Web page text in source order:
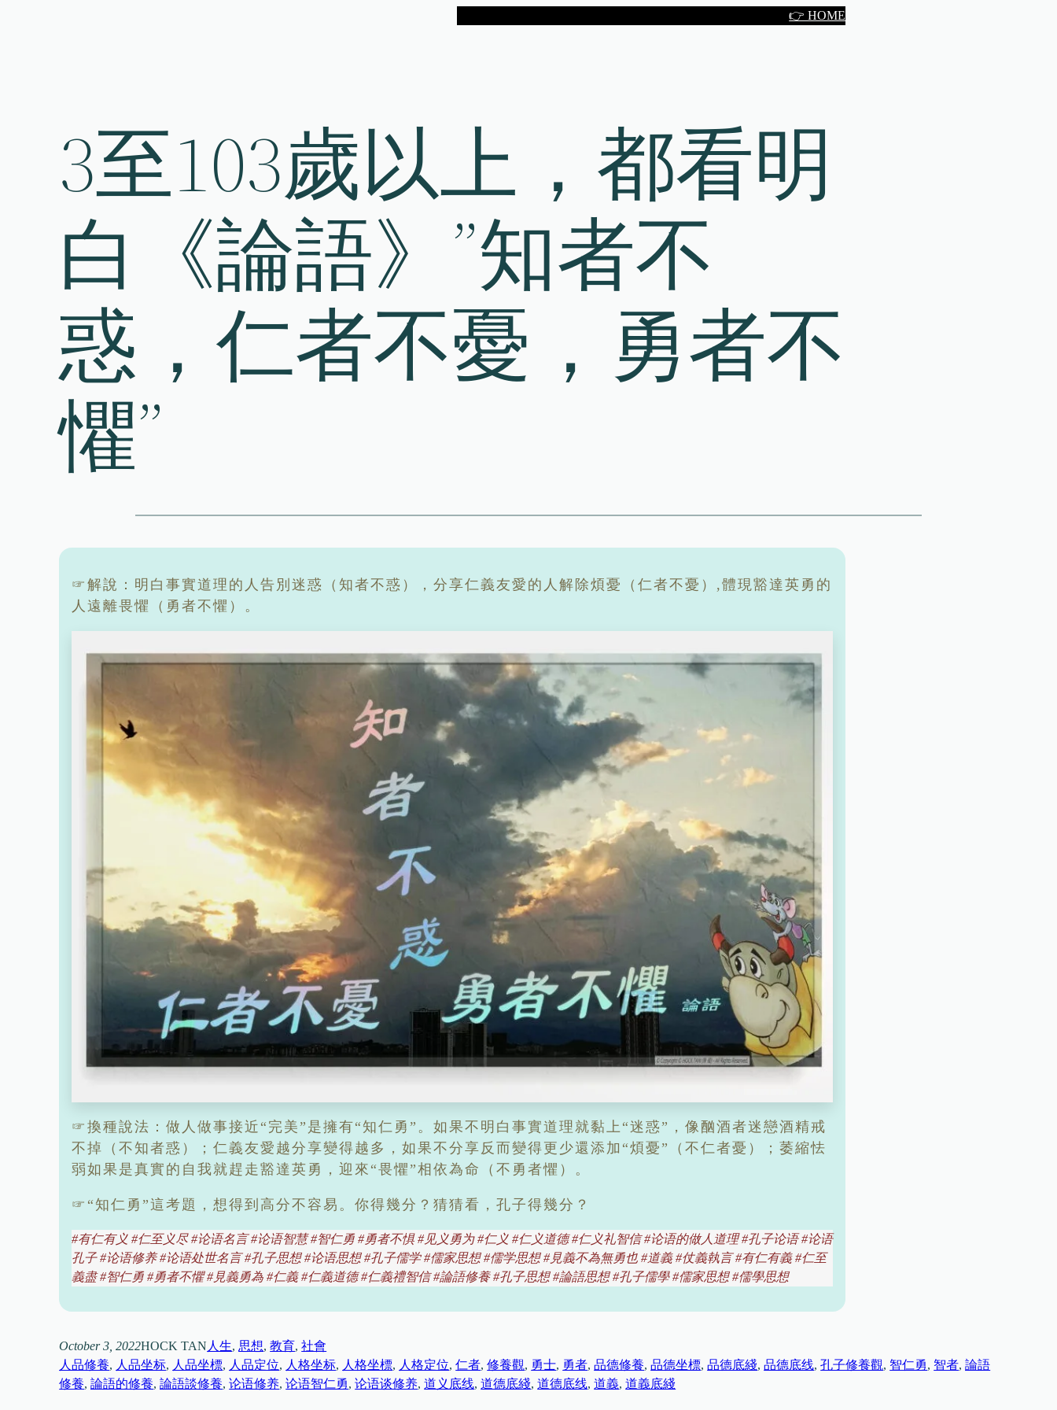
👉 HOME
3至103歲以上，都看明
白《論語》”知者不
惑，仁者不憂，勇者不
懼”
☞解說：明白事實道理的人告別迷惑（知者不惑），分享仁義友愛的人解除煩憂（仁者不憂）,體現豁達英勇的
人遠離畏懼（勇者不懼）。
☞換種說法：做人做事接近“完美”是擁有“知仁勇”。如果不明白事實道理就黏上“迷惑”，像酗酒者迷戀酒精戒
不掉（不知者惑）；仁義友愛越分享變得越多，如果不分享反而變得更少還添加“煩憂”（不仁者憂）；萎縮怯
弱如果是真實的自我就趕走豁達英勇，迎來“畏懼”相依為命（不勇者懼）。
☞“知仁勇”這考題，想得到高分不容易。你得幾分？猜猜看，孔子得幾分？
#有仁有义 #仁至义尽 #论语名言 #论语智慧 #智仁勇 #勇者不惧 #见义勇为 #仁义 #仁义道德 #仁义礼智信 #论语的做人道理 #孔子论语 #论语
孔子 #论语修养 #论语处世名言 #孔子思想 #论语思想 #孔子儒学 #儒家思想 #儒学思想 #見義不為無勇也 #道義 #仗義執言 #有仁有義 #仁至
義盡 #智仁勇 #勇者不懼 #見義勇為 #仁義 #仁義道德 #仁義禮智信 #論語修養 #孔子思想 #論語思想 #孔子儒學 #儒家思想 #儒學思想
October 3, 2022HOCK TAN 人生, 思想, 教育, 社會
人品修養, 人品坐标, 人品坐標, 人品定位, 人格坐标, 人格坐標, 人格定位, 仁者, 修養觀, 勇士, 勇者, 品德修養, 品德坐標, 品德底綫, 品德底线, 孔子修養觀, 智仁勇, 智者, 論語
修養, 論語的修養, 論語談修養, 论语修养, 论语智仁勇, 论语谈修养, 道义底线, 道德底綫, 道德底线, 道義, 道義底綫